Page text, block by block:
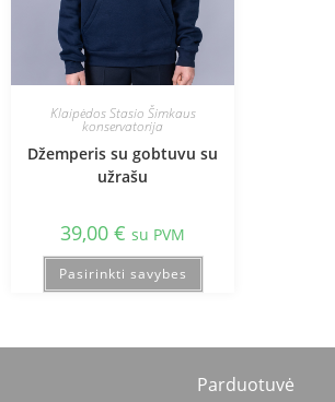
Klaipėdos Stasio Šimkaus
konservatorija
Džemperis su gobtuvu su
užrašu
39,00 € su PVM
Pasirinkti savybes
Parduotuvė